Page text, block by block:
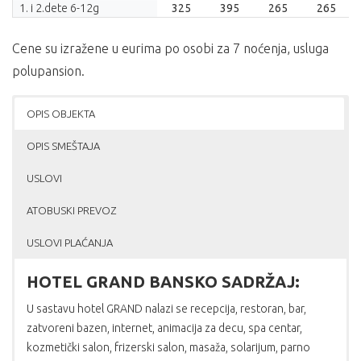
1. i 2.dete 6-12g
325 395 265 265
Cene su izražene u eurima po osobi za 7 noćenja, usluga
polupansion.
OPIS OBJEKTA
OPIS SMEŠTAJA
USLOVI
ATOBUSKI PREVOZ
USLOVI PLAĆANJA
HOTEL GRAND BANSKO SADRŽAJ:
U sastavu hotel GRAND nalazi se recepcija, restoran, bar,
zatvoreni bazen, internet, animacija za decu, spa centar,
kozmetički salon, frizerski salon, masaža, solarijum, parno